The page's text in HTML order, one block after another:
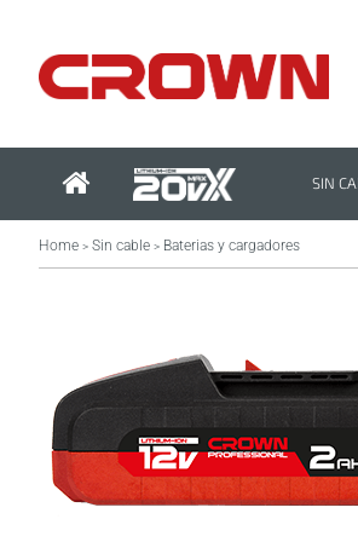
SIN
Home > Sin cable > Baterias y cargadores